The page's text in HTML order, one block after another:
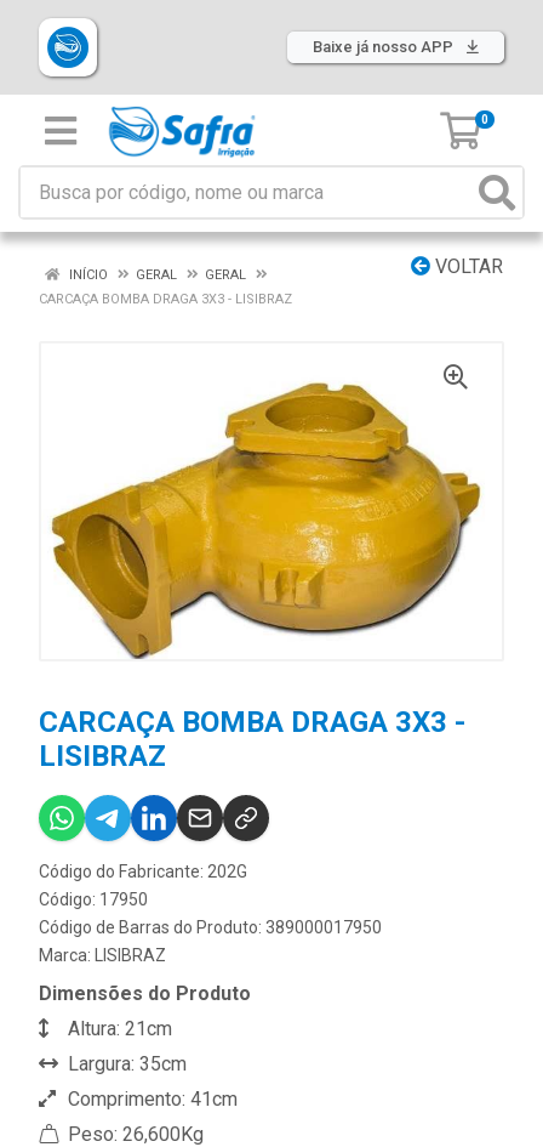
Baixe já nosso APP
0
VOLTAR
INÍCIO GERAL
GERAL
CARCAÇA BOMBA DRAGA 3X3 - LISIBRAZ
CARCAÇA BOMBA DRAGA 3X3 -
LISIBRAZ
Código do Fabricante: 202G
Código: 17950
Código de Barras do Produto: 389000017950
Marca:
LISIBRAZ
Dimensões do Produto
Altura: 21cm
Largura: 35cm
Comprimento: 41cm
Peso: 26,600Kg